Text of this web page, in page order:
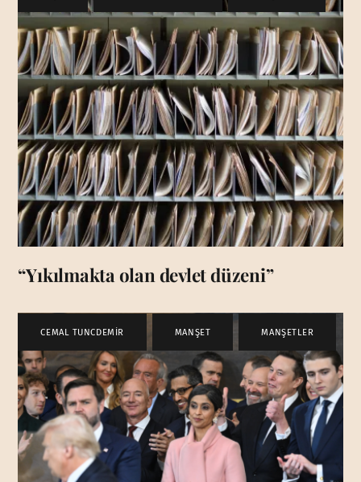
“Yıkılmakta olan devlet düzeni”
CEMAL TUNCDEMİR MANŞET MANŞETLER